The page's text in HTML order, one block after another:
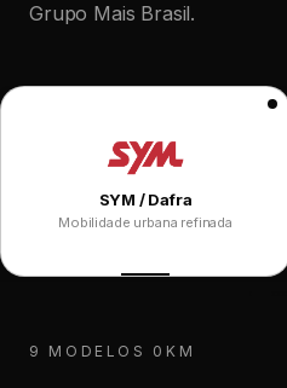
Grupo Mais Brasil.
SYM / Dafra
Mobilidade urbana refinada
9 MODELOS 0KM